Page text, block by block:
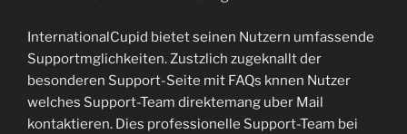
InternationalCupid bietet seinen Nutzern umfassende
Supportmglichkeiten. Zustzlich zugeknallt der
besonderen Support-Seite mit FAQs knnen Nutzer
welches Support-Team direktemang uber Mail
kontaktieren. Dies professionelle Support-Team bei